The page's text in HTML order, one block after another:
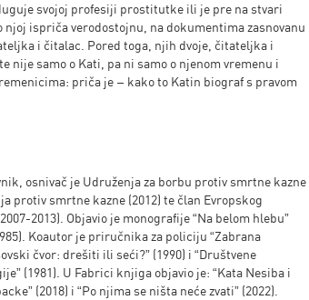
svojoj profesiji prostitutke ili je pre na stvari
njoj ispriča verodostojnu, na dokumentima zasnovanu
i čitalac. Pored toga, njih dvoje, čitateljka i
nije samo o Kati, pa ni samo o njenom vremenu i
priča je – kako to Katin biograf s pravom
osnivač je Udruženja za borbu protiv smrtne kazne
protiv smrtne kazne (2012) te član Evropskog
2013). Objavio je monografije “Na belom hlebu”
Koautor je priručnika za policiju “Zabrana
čvor: drešiti ili seći?” (1990) i “Društvene
(1981). U Fabrici knjiga objavio je: “Kata Nesiba i
(2018) i “Po njima se ništa neće zvati” (2022).